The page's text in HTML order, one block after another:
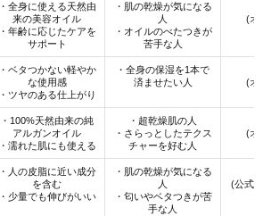
・全身に使える天然由
来の美容オイル
・年齢に応じたケアを
サポート
・肌の乾燥が気になる
人
・オイルのべたつきが
苦手な人
(オ
・ベタつかない軽やか
な使用感
・ツヤのある仕上がり
・全身の保湿を1本で
済ませたい人
(オ
・100%天然由来の純
アルガンオイル
・濡れた肌にも使える
・超乾燥肌の人
・さらっとしたテクス
チャーを好む人
(オ
・人の皮脂に近い成分
を含む
・少量でも伸びがいい
・肌の乾燥が気になる
人
・匂いやベタつきが苦
手な人
(公式